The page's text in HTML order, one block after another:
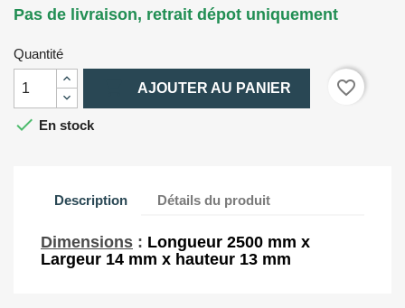
Pas de livraison, retrait dépot uniquement
Quantité
AJOUTER AU PANIER
favorite_border
 En stock
Description Détails du produit
Dimensions : Longueur 2500 mm x
Largeur 14 mm x hauteur 13 mm